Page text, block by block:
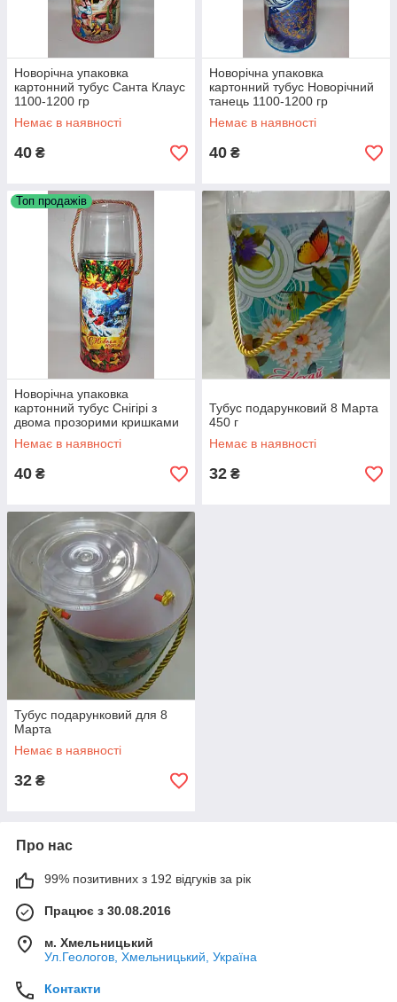
Новорічна упаковка
картонний тубус Санта Клаус
1100-1200 гр
Немає в наявності
40 ₴
Новорічна упаковка
картонний тубус Новорічний
танець 1100-1200 гр
Немає в наявності
40 ₴
Топ продажів
Новорічна упаковка
картонний тубус Снігірі з
двома прозорими кришками
1000-1200 г
Немає в наявності
40 ₴
Тубус подарунковий 8 Марта
450 г
Немає в наявності
32 ₴
Тубус подарунковий для 8
Марта
Немає в наявності
32 ₴
Про нас
99% позитивних з 192 відгуків за рік
Працює з 30.08.2016
м. Хмельницький
Ул.Геологов, Хмельницький, Україна
Контакти